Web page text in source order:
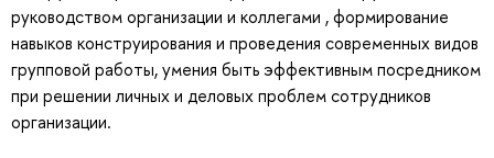
руководством организации и коллегами , формирование
навыков конструирования и проведения современных видов
групповой работы, умения быть эффективным посредником
при решении личных и деловых проблем сотрудников
организации.